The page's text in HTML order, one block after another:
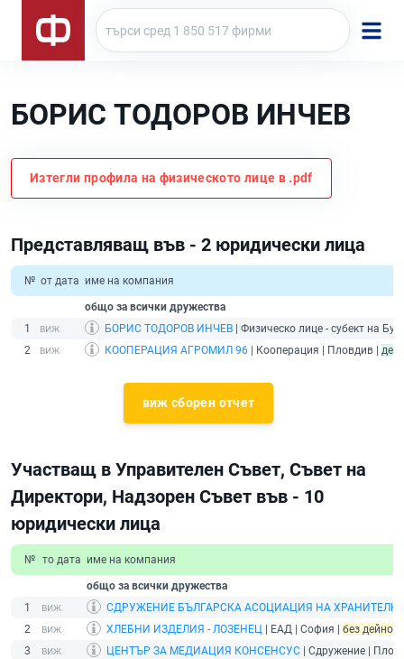
БОРИС ТОДОРОВ ИНЧЕВ
Изтегли профила на физическото лице в .pdf
Представляващ във - 2 юридически лица
№ от дата име на компания
общо за всички дружества
1
БОРИС ТОДОРОВ ИНЧЕВ | Физическо лице - субект на
2
КООПЕРАЦИЯ АГРОМИЛ 96 | Кооперация | Пловдив |
виж сборен отчет
Участващ в Управителен Съвет, Съвет на
Директори, Надзорен Съвет във - 10
юридически лица
№ то дата име на компания
общо за всички дружества
1
СДРУЖЕНИЕ БЪЛГАРСКА АСОЦИАЦИЯ НА
2
ХЛЕБНИ ИЗДЕЛИЯ - ЛОЗЕНЕЦ | ЕАД | София | без
3
ЦЕНТЪР ЗА МЕДИАЦИЯ КОНСЕНСУС | Сдружение |